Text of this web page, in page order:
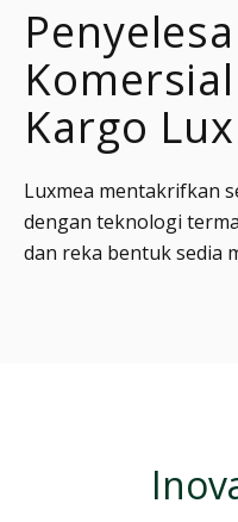
Kargo
Luxmea mentakrifkan
dengan teknologi
dan reka bentuk sedia